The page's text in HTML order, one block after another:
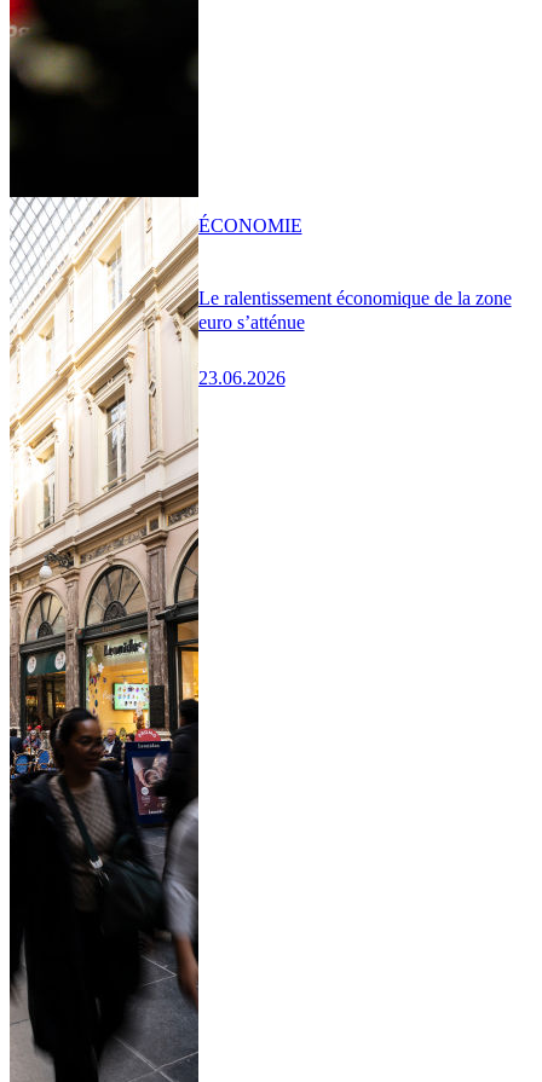
Le ralentissement économique de la zone
euro s’atténue
23.06.2026
ÉCONOMIE